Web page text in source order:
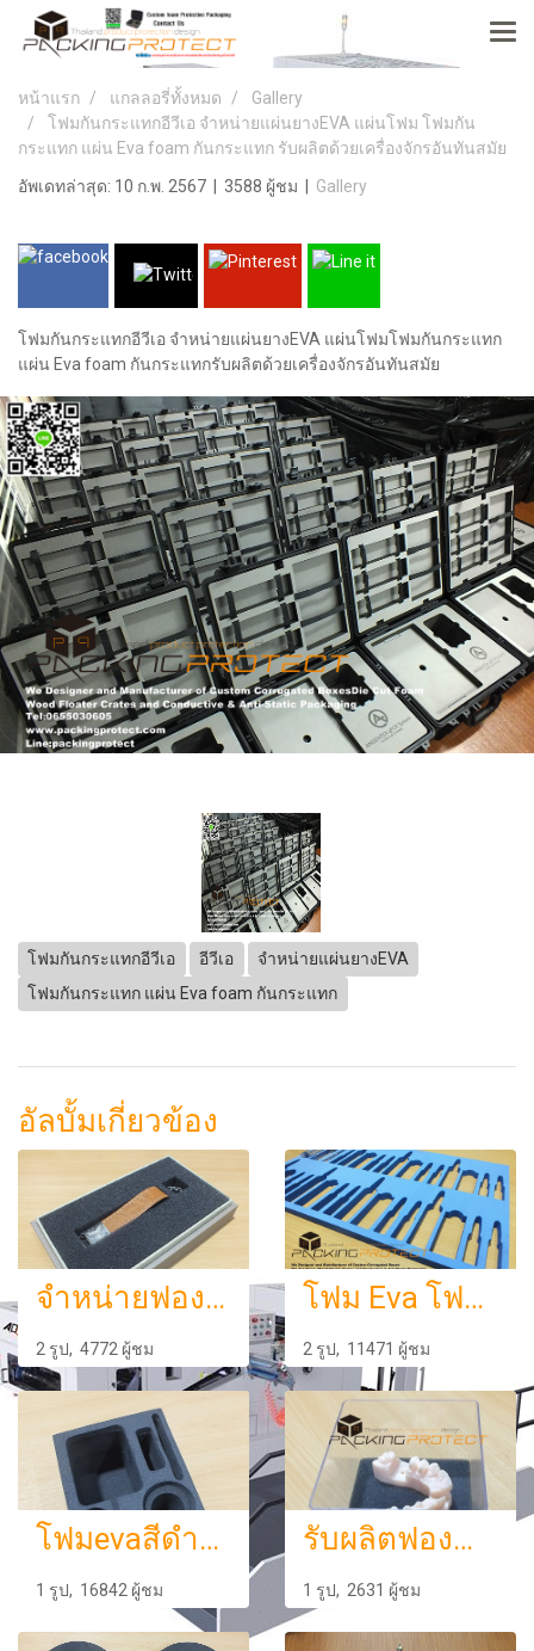
หน้าแรก แกลลอรี่ทั้งหมด
Gallery
โฟมกันกระแทกอีวีเอ จำหน่ายแผ่นยางEVA แผ่นโฟม โฟมกัน
กระแทก แผ่น Eva foam กันกระแทก รับผลิตด้วยเครื่องจักรอันทันสมัย
อัพเดทล่าสุด: 10 ก.พ. 2567
3588 ผู้ชม Gallery
โฟมกันกระแทกอีวีเอ จำหน่ายแผ่นยางEVA แผ่นโฟมโฟมกันกระแทก
แผ่น Eva foam กันกระแทกรับผลิตด้วยเครื่องจักรอันทันสมัย
โฟมกันกระแทกอีวีเอ อีวีเอ
จำหน่ายแผ่นยางEVA
โฟมกันกระแทก แผ่น Eva foam กันกระแทก
อัลบั้มเกี่ยวข้อง
จำหน่ายฟองน้ำรับผลิตฟองน้ำฟองน้ำราคาถูก
2 รูป, 4772 ผู้ชม
โฟม Eva โฟมยาง eva foamรับผลิตโฟมกันกระแทก แผ่นโฟมกันกระแทกรับผลิตและแปรรูป EVA
2 รูป, 11471 ผู้ชม
โฟมevaสีดำรับผลิตโฟมบรรจุภัณฑ์ โฟมกันกระแทก
1 รูป, 16842 ผู้ชม
รับผลิตฟองน้ำpuตัดโฟมeva โฟมกันกระแทกโฟมpu ตัดโฟมบรรจุภัณฑ์โฟมบรรจุกันกระแทกสำหรับสินค้าผลิตแพคเกจจิ้งโฟม
1 รูป, 2631 ผู้ชม